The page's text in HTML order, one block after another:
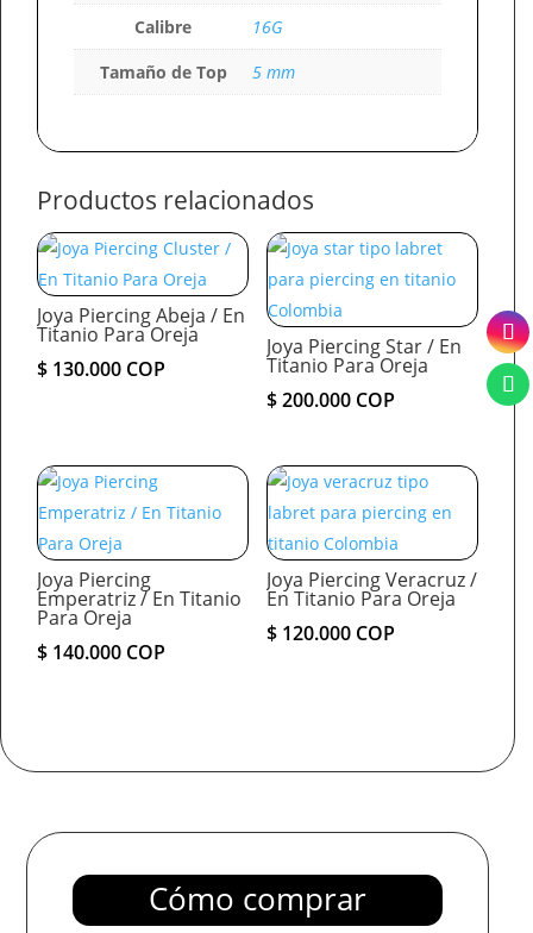
Calibre
16G
Tamaño de Top
5 mm
Productos relacionados
Joya Piercing Abeja / En
Titanio Para Oreja
$ 130.000 COP
Joya Piercing Star / En
Titanio Para Oreja
$200.000COP
Joya Piercing
Emperatriz / En Titanio
Para Oreja
$ 140.000 COP
Joya Piercing Veracruz /
En Titanio Para Oreja
$120.000COP
Cómo comprar